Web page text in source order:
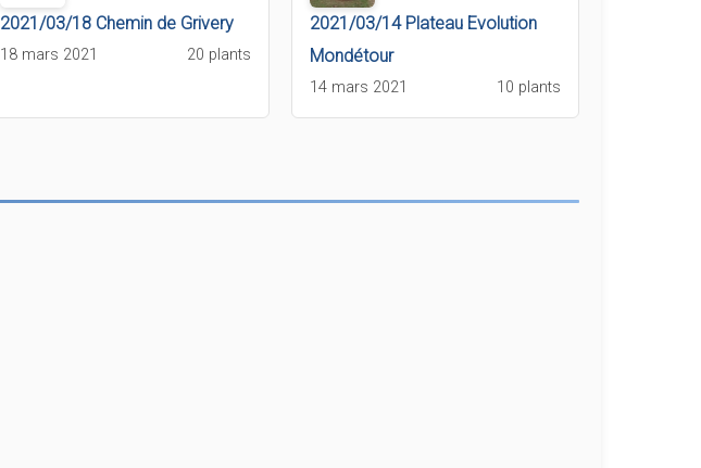
2021/03/18 Chemin de Grivery
18 mars 2021 20 plants
2021/03/14 Plateau Evolution
Mondétour
14 mars 2021 10 plants